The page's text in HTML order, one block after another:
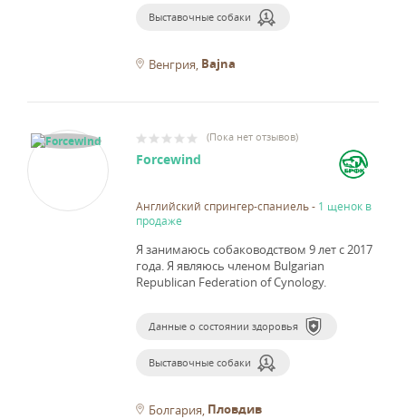
Выставочные собаки
Венгрия Bajna
(Пока нет отзывов)
Forcewind
Английский спрингер-спаниель- 1 щенок в
продаже
Я занимаюсь собаководством 9 лет с 2017
года.Я являюсь членом Bulgarian
Republican Federation of Cynology.
Данные о состоянии здоровья
Выставочные собаки
Болгария Пловдив